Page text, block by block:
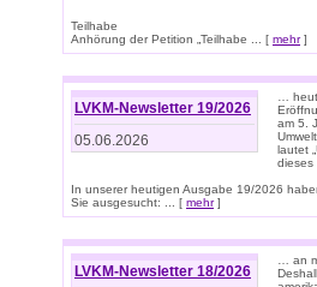
Teilhabe
Anhörung der Petition „Teilhabe ... [ mehr]
LVKM-Newsletter 19/2026
05.06.2026
…
am 5.
lautet
dieses
In unserer heutigen Ausgabe 19/2026
Sie ausgesucht: ... [ mehr]
LVKM-Newsletter 18/2026
… an